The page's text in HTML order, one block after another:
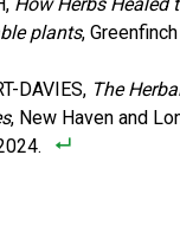
plants,
DAVIES, The
, New Haven and